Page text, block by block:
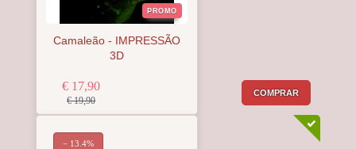
PROMO
Camaleão - IMPRESSÃO
3D
€ 17,90
€ 19,90
COMPRAR
− 13.4%